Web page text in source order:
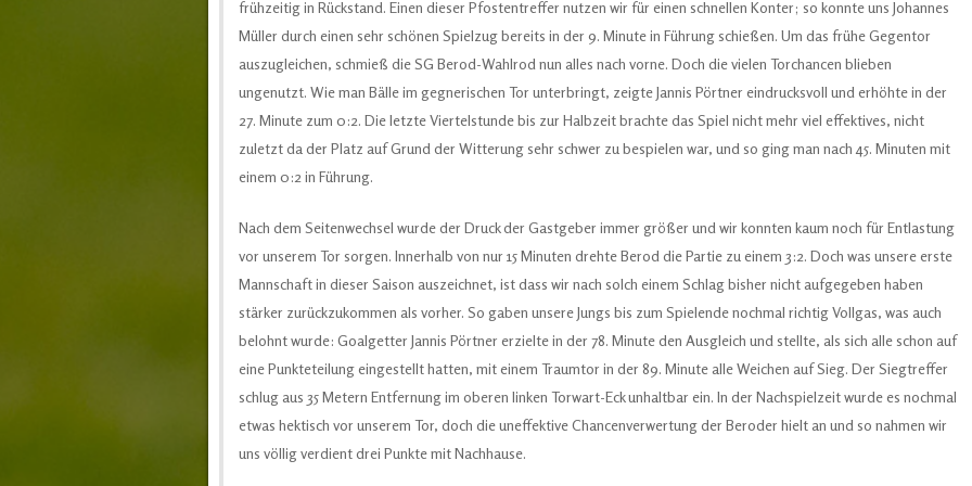
frühzeitig in Rückstand. Einen dieser Pfostentreffer nutzen wir für einen schnellen Konter; so konnte uns Johannes
Müller durch einen sehr schönen Spielzug bereits in der 9. Minute in Führung schießen. Um das frühe Gegentor
auszugleichen, schmieß die SG Berod-Wahlrod nun alles nach vorne. Doch die vielen Torchancen blieben
ungenutzt. Wie man Bälle im gegnerischen Tor unterbringt, zeigte Jannis Pörtner eindrucksvoll und erhöhte in der
27. Minute zum 0:2. Die letzte Viertelstunde bis zur Halbzeit brachte das Spiel nicht mehr viel effektives, nicht
zuletzt da der Platz auf Grund der Witterung sehr schwer zu bespielen war, und so ging man nach 45. Minuten mit
einem 0:2 in Führung.
Nach dem Seitenwechsel wurde der Druck der Gastgeber immer größer und wir konnten kaum noch für Entlastung
vor unserem Tor sorgen. Innerhalb von nur 15 Minuten drehte Berod die Partie zu einem 3:2. Doch was unsere erste
Mannschaft in dieser Saison auszeichnet, ist dass wir nach solch einem Schlag bisher nicht aufgegeben haben
stärker zurückzukommen als vorher. So gaben unsere Jungs bis zum Spielende nochmal richtig Vollgas, was auch
belohnt wurde: Goalgetter Jannis Pörtner erzielte in der 78. Minute den Ausgleich und stellte, als sich alle schon auf
eine Punkteteilung eingestellt hatten, mit einem Traumtor in der 89. Minute alle Weichen auf Sieg. Der Siegtreffer
schlug aus 35 Metern Entfernung im oberen linken Torwart-Eck unhaltbar ein. In der Nachspielzeit wurde es nochmal
etwas hektisch vor unserem Tor, doch die uneffektive Chancenverwertung der Beroder hielt an und so nahmen wir
uns völlig verdient drei Punkte mit Nachhause.